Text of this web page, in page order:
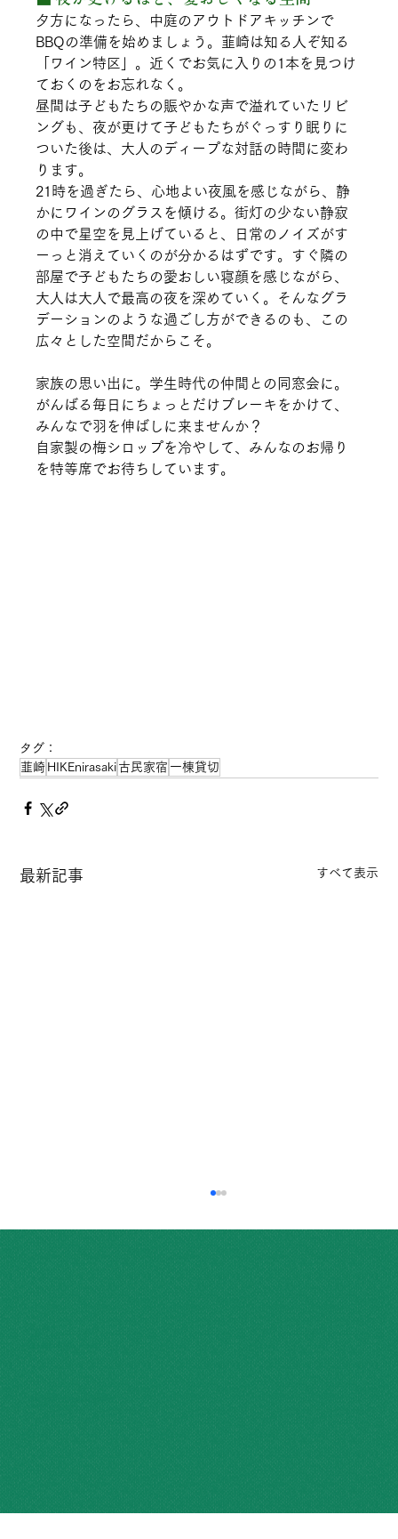
夕方になったら、中庭のアウトドアキッチンで
BBQの準備を始めましょう。韮崎は知る人ぞ知る
「ワイン特区」。近くでお気に入りの1本を見つけ
ておくのをお忘れなく。
昼間は子どもたちの賑やかな声で溢れていたリビ
ングも、夜が更けて子どもたちがぐっすり眠りに
ついた後は、大人のディープな対話の時間に変わ
ります。
21時を過ぎたら、心地よい夜風を感じながら、静
かにワインのグラスを傾ける。街灯の少ない静寂
の中で星空を見上げていると、日常のノイズがす
ーっと消えていくのが分かるはずです。すぐ隣の
部屋で子どもたちの愛おしい寝顔を感じながら、
大人は大人で最高の夜を深めていく。そんなグラ
デーションのような過ごし方ができるのも、この
広々とした空間だからこそ。
家族の思い出に。学生時代の仲間との同窓会に。
がんばる毎日にちょっとだけブレーキをかけて、
みんなで羽を伸ばしに来ませんか？
自家製の梅シロップを冷やして、みんなのお帰り
を特等席でお待ちしています。
タグ：
韮崎 HIKEnirasaki 古民家宿 一棟貸切
最新記事 すべて表示
富士山と朱色の絨毯。甘利山で初夏のハ
イキングを楽しみませんか？
​運営について
個人情報の取り扱いについて